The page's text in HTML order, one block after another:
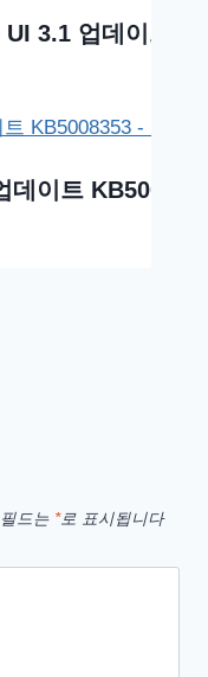
3.1 업데이트
데이트
드는 *로 표시됩니다